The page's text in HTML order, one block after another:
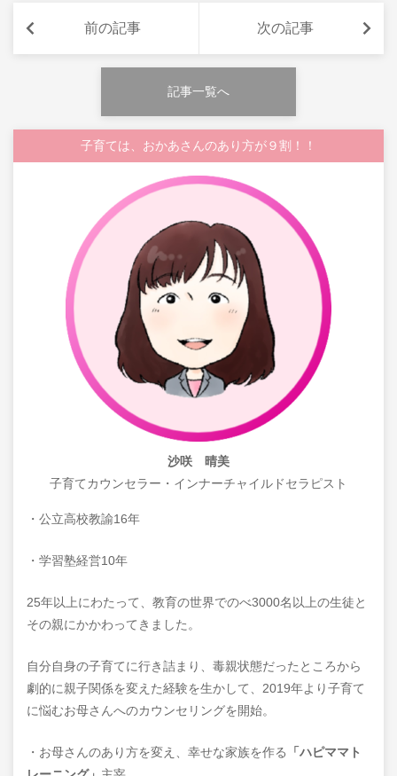
前の記事 次の記事
記事一覧へ
子育ては、おかあさんのあり方が９割！！
沙咲 晴美
子育てカウンセラー・インナーチャイルドセラピスト
・公立高校教諭16年
・学習塾経営10年
25年以上にわたって、教育の世界でのべ3000名以上の生徒と
その親にかかわってきました。
自分自身の子育てに行き詰まり、毒親状態だったところから
劇的に親子関係を変えた経験を生かして、2019年より子育て
に悩むお母さんへのカウンセリングを開始。
・お母さんのあり方を変え、幸せな家族を作る
「ハピママト